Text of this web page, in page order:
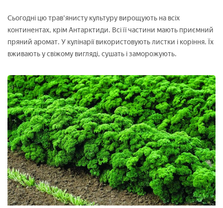
Сьогодні цю трав'янисту культуру вирощують на всіх
континентах, крім Антарктиди. Всі її частини мають приємний
пряний аромат. У кулінарії використовують листки і коріння. Їх
вживають у свіжому вигляді, сушать і заморожують.